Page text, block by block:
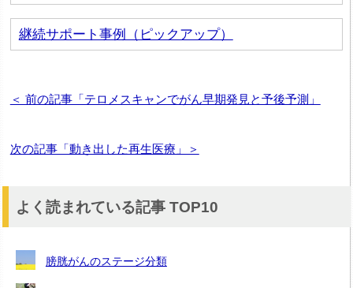
継続サポート事例（ピックアップ）
＜ 前の記事「テロメスキャンでがん早期発見と予後予測」
次の記事「動き出した再生医療」＞
よく読まれている記事 TOP10
膀胱がんのステージ分類